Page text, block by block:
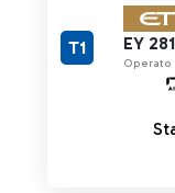
EY
Operato
T1